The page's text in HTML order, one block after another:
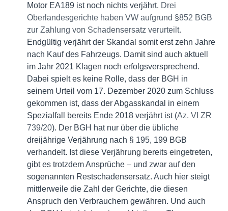
Motor EA189 ist noch nichts verjährt. Drei
Oberlandesgerichte haben VW aufgrund §852 BGB
zur Zahlung von Schadensersatz verurteilt.
Endgültig verjährt der Skandal somit erst zehn Jahre
nach Kauf des Fahrzeugs. Damit sind auch aktuell
im Jahr 2021 Klagen noch erfolgsversprechend.
Dabei spielt es keine Rolle, dass der BGH in
seinem Urteil vom 17. Dezember 2020 zum Schluss
gekommen ist, dass der Abgasskandal in einem
Spezialfall bereits Ende 2018 verjährt ist (Az. VI ZR
739/20). Der BGH hat nur über die übliche
dreijährige Verjährung nach § 195, 199 BGB
verhandelt. Ist diese Verjährung bereits eingetreten,
gibt es trotzdem Ansprüche – und zwar auf den
sogenannten Restschadensersatz. Auch hier steigt
mittlerweile die Zahl der Gerichte, die diesen
Anspruch den Verbrauchern gewähren. Und auch